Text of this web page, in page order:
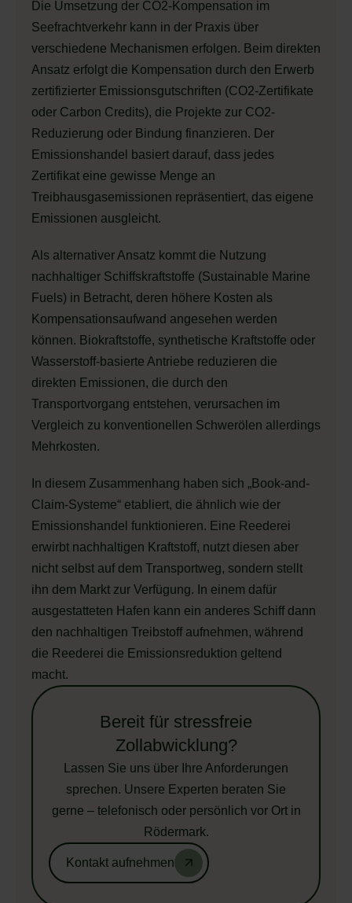
Die Umsetzung der CO2-Kompensation im
Seefrachtverkehr kann in der Praxis über
verschiedene Mechanismen erfolgen. Beim direkten
Ansatz erfolgt die Kompensation durch den Erwerb
zertifizierter Emissionsgutschriften (CO2-Zertifikate
oder Carbon Credits), die Projekte zur CO2-
Reduzierung oder Bindung finanzieren. Der
Emissionshandel basiert darauf, dass jedes
Zertifikat eine gewisse Menge an
Treibhausgasemissionen repräsentiert, das eigene
Emissionen ausgleicht.
Als alternativer Ansatz kommt die Nutzung
nachhaltiger Schiffskraftstoffe (Sustainable Marine
Fuels) in Betracht, deren höhere Kosten als
Kompensationsaufwand angesehen werden
können. Biokraftstoffe, synthetische Kraftstoffe oder
Wasserstoff-basierte Antriebe reduzieren die
direkten Emissionen, die durch den
Transportvorgang entstehen, verursachen im
Vergleich zu konventionellen Schwerölen allerdings
Mehrkosten.
In diesem Zusammenhang haben sich „Book-and-
Claim-Systeme“ etabliert, die ähnlich wie der
Emissionshandel funktionieren. Eine Reederei
erwirbt nachhaltigen Kraftstoff, nutzt diesen aber
nicht selbst auf dem Transportweg, sondern stellt
ihn dem Markt zur Verfügung. In einem dafür
ausgestatteten Hafen kann ein anderes Schiff dann
den nachhaltigen Treibstoff aufnehmen, während
die Reederei die Emissionsreduktion geltend
macht.
Bereit für stressfreie
Zollabwicklung?
Lassen Sie uns über Ihre Anforderungen
sprechen. Unsere Experten beraten Sie
gerne – telefonisch oder persönlich vor Ort in
Rödermark.
Kontakt aufnehmen